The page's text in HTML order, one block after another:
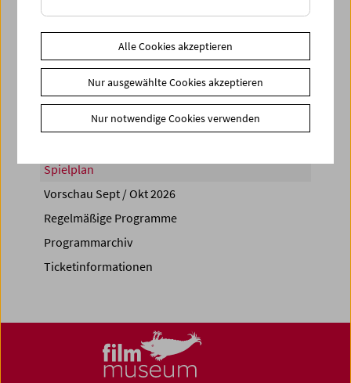
Share on
Spielplan
Vorschau Sept / Okt 2026
Regelmäßige Programme
Programmarchiv
Ticketinformationen
Alle Cookies akzeptieren
Nur ausgewählte Cookies akzeptieren
Nur notwendige Cookies verwenden